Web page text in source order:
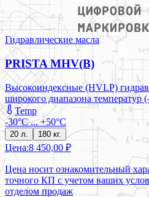
Гидравлические масла
PRISTA MHV(B)
Высокоиндексные (HVLP)
широкого диапазона температур
Temp
-30°С ... +50°С
20 л. 180 кг.
Цена:8 450,00 ₽
Цена носит ознакомительный
точного КП с учетом ваших
отделом продаж